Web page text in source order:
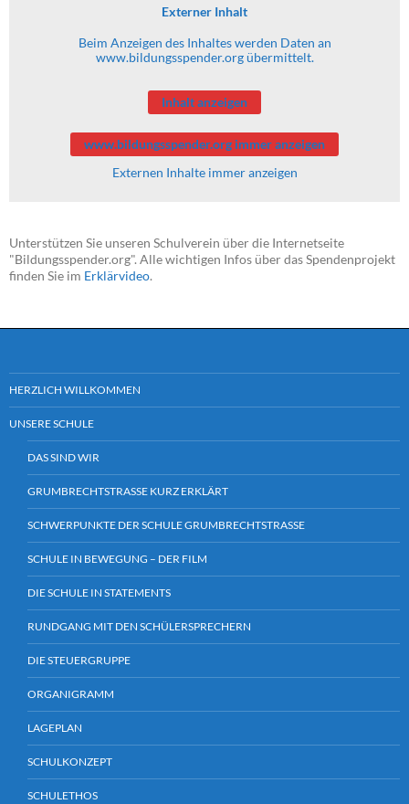
Externer Inhalt
Beim Anzeigen des Inhaltes werden Daten an
www.bildungsspender.org übermittelt.
Inhalt anzeigen
www.bildungsspender.org immer anzeigen
Externen Inhalte immer anzeigen
Unterstützen Sie unseren Schulverein über die Internetseite
"Bildungsspender.org". Alle wichtigen Infos über das Spendenprojekt
finden Sie im Erklärvideo.
HERZLICH WILLKOMMEN
UNSERE SCHULE
DAS SIND WIR
GRUMBRECHTSTRASSE KURZ ERKLÄRT
SCHWERPUNKTE DER SCHULE GRUMBRECHTSTRASSE
SCHULE IN BEWEGUNG – DER FILM
DIE SCHULE IN STATEMENTS
RUNDGANG MIT DEN SCHÜLERSPRECHERN
DIE STEUERGRUPPE
ORGANIGRAMM
LAGEPLAN
SCHULKONZEPT
SCHULETHOS